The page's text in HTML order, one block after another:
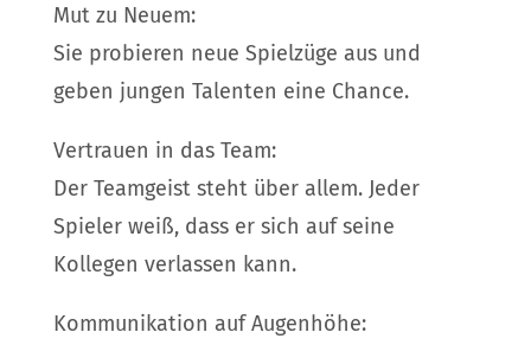
Mut zu Neuem:
Sie probieren neue Spielzüge aus und
geben jungen Talenten eine Chance.
Vertrauen in das Team:
Der Teamgeist steht über allem. Jeder
Spieler weiß, dass er sich auf seine
Kollegen verlassen kann.
Kommunikation auf Augenhöhe: